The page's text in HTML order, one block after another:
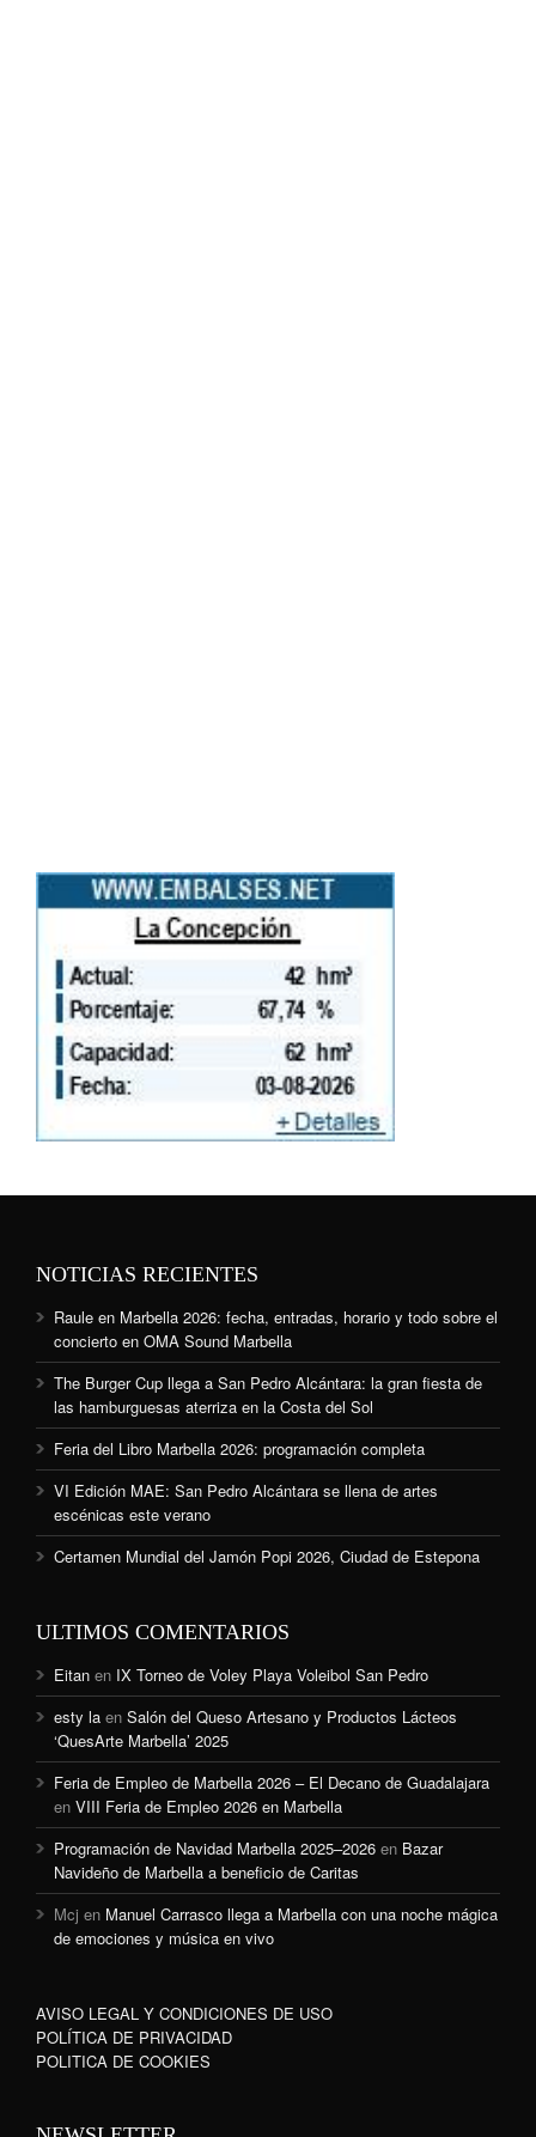
NOTICIAS RECIENTES
Raule en Marbella 2026: fecha, entradas, horario y todo sobre el
concierto en OMA Sound Marbella
The Burger Cup llega a San Pedro Alcántara: la gran fiesta de
las hamburguesas aterriza en la Costa del Sol
Feria del Libro Marbella 2026: programación completa
VI Edición MAE: San Pedro Alcántara se llena de artes
escénicas este verano
Certamen Mundial del Jamón Popi 2026, Ciudad de Estepona
ULTIMOS COMENTARIOS
Eitan en IX Torneo de Voley Playa Voleibol San Pedro
esty la en Salón del Queso Artesano y Productos Lácteos
‘QuesArte Marbella’ 2025
Feria de Empleo de Marbella 2026 – El Decano de Guadalajara
en VIII Feria de Empleo 2026 en Marbella
Programación de Navidad Marbella 2025–2026 en Bazar
Navideño de Marbella a beneficio de Caritas
Mcj en Manuel Carrasco llega a Marbella con una noche mágica
de emociones y música en vivo
AVISO LEGAL Y CONDICIONES DE USO
POLÍTICA DE PRIVACIDAD
POLITICA DE COOKIES